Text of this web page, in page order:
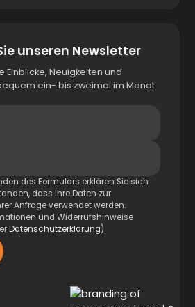
unseren Newsletter
Einblicke, Neuigkeiten und
ein- bis zweimal im Monat
des Formulars erklären Sie sich
dass Ihre Daten zur
Anfrage verwendet werden.
und Widerrufshinweise
Datenschutzerklärung).